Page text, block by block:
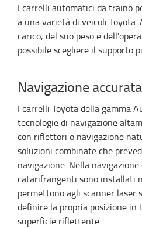
I carrelli automatici da traino
a una varietà di veicoli Toyota.
carico, del suo peso e
possibile scegliere il supporto
Navigazione accurata
I carrelli Toyota della gamma
tecnologie di navigazione
con riflettori o navigazione
soluzioni combinate che
navigazione. Nella
catarifrangenti sono installati
permettono agli scanner laser
definire la propria posizione in
superficie riflettente.